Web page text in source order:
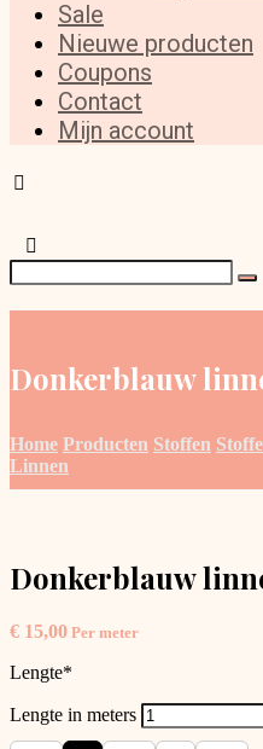
Sale
Nieuwe producten
Coupons
Contact
Mijn account
Donkerblauw
Home Producten Stoffen
Linnen
Donkerblauw
€ 15,00 Per meter
Lengte*
Lengte in meters